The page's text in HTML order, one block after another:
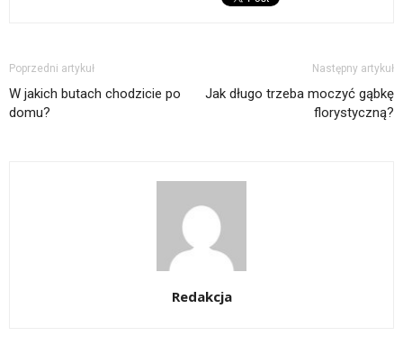
Poprzedni artykuł
W jakich butach chodzicie po
domu?
Następny artykuł
Jak długo trzeba moczyć gąbkę
florystyczną?
Redakcja